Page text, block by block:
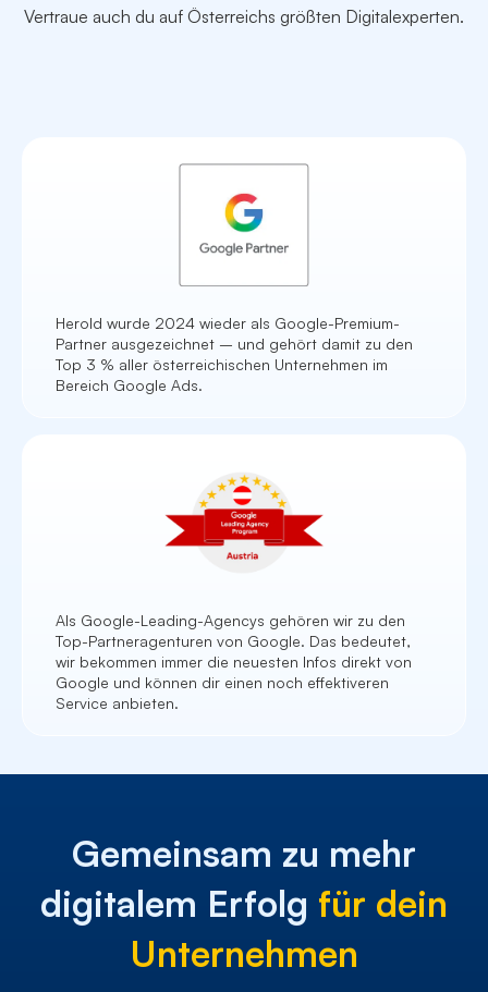
Vertraue auch du auf Österreichs größten Digitalexperten.
Herold wurde 2024 wieder als Google-Premium-
Partner ausgezeichnet – und gehört damit zu den
Top 3 % aller österreichischen Unternehmen im
Bereich Google Ads.
Als Google-Leading-Agencys gehören wir zu den
Top-Partneragenturen von Google. Das bedeutet,
wir bekommen immer die neuesten Infos direkt von
Google und können dir einen noch effektiveren
Service anbieten.
Gemeinsam zu mehr
digitalem Erfolg für dein
Unternehmen